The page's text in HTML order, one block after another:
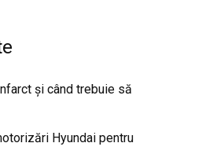
și când trebuie să
Hyundai pentru